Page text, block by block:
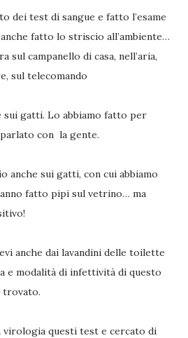
dei test di sangue e fatto l’esame
fatto lo striscio all’ambiente…
sul campanello di casa, nell’aria,
sul telecomando
sui gatti. Lo abbiamo fatto per
con la gente.
anche sui gatti, con cui abbiamo
fatto pipi sul vetrino… ma
anche dai lavandini delle toilette
e modalità di infettività di questo
trovato.
questi test e cercato di